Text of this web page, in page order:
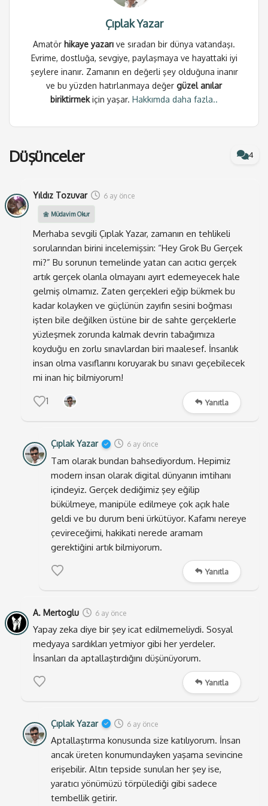
“Bundan sonra gördüğün hiçbir şeye hemen inanma.”
Her ne ile karşılaşırsan karşılaş, “bu AI olabilir mi”
gibisinden bir otomatik filtre uygulamayı ihmal etme.
O an gördüğün her ne ise; tüm duygularını kilitleyip
görmüş olduğun ilk hey grok bu gerçek miyorumunun
altındaki cevabı oku. Tüm bunlar kendime söylediğim
Aslına bakarsanız (itiraf etmek gerekirse) bu çok
durumla uzun süre nasıl baş edebiliriz; zihnimizin
henüz alışık olmadığı ve geliştirmediği bu refleksi nasıl
bilmiyorum. Böyle bir ortamda insani duygularımızı,
harcadığımız enerjiyi, samimiyetimizi nasıl
koruyacağız açıkçası onu da bilmiyorum.
Çünkü sorun dinlediğimiz ya da izlediğimiz şeylerin
sahte olması değil. Sorun, hislerimizin bir gerçek
karşısında yankılanıp bize geri dönememesi. Çünkü
bize bir şekilde geri dönsün diye kollarımızı açıp
beklediğimiz o duygularımız, AI ile sadece duvara
toslamış duygular olarak kalıyor. Sorun, algılarımızın
kolayca alt edilmesinde ve bizim bu durum karşısında
çaresiz oluşumuzda.
Mağara Alegorisi
AI’nin gelişimiyle insanlar,
yaşanmamış fakat yaşanması
muhtemel olayları gerçek gibi
kurgulayıp, kendi anlatılarına
herkes gibi inanmaya başladı.
ise kusursuz gramerler ile yazılmış harika hikâyeler;
özellikle de X platformunda. Kiracısını çıkaramayan
mağdur ev sahiplerinin yaşadığı olaylar, araç alım
satımında ilginç sorunlar yaşayanlar, ekmek fırınında
çalışıp kapısının önünden utana sıkala geçen kadına
Çıplak Yazar
Amatör hikaye yazarı ve sıradan bir dünya vatandaşı.
Evrime, dostluğa, sevgiye, paylaşmaya ve hayattaki iyi
şeylere inanır. Zamanın en değerli şey olduğuna inanır
ve bu yüzden hatırlanmaya değer güzel anılar
biriktirmekiçin yaşar. Hakkımda daha fazla..
Düşünceler 4
Yıldız Tozuvar 6 ay önce
🌼 Müdavim Okur
Merhaba sevgili Çıplak Yazar, zamanın en tehlikeli
sorularından birini incelemişsin: “Hey Grok Bu Gerçek
mi?” Bu sorunun temelinde yatan can acıtıcı gerçek
artık gerçek olanla olmayanı ayırt edemeyecek hale
gelmiş olmamız. Zaten gerçekleri eğip bükmek bu
kadar kolayken ve güçlünün zayıfın sesini boğması
işten bile değilken üstüne bir de sahte gerçeklerle
yüzleşmek zorunda kalmak devrin tabağımıza
koyduğu en zorlu sınavlardan biri maalesef. İnsanlık
insan olma vasıflarını koruyarak bu sınavı geçebilecek
mi inan hiç bilmiyorum!
1 Yanıtla
Çıplak Yazar 6 ay önce
Tam olarak bundan bahsediyordum. Hepimiz
modern insan olarak digital dünyanın imtihanı
içindeyiz. Gerçek dediğimiz şey eğilip
bükülmeye, manipüle edilmeye çok açık hale
geldi ve bu durum beni ürkütüyor. Kafamı nereye
çevireceğimi, hakikati nerede aramam
gerektiğini artık bilmiyorum.
Yanıtla
A. Mertoglu 6 ay önce
Yapay zeka diye bir şey icat edilmemeliydi. Sosyal
medyaya sardıkları yetmiyor gibi her yerdeler.
İnsanları da aptallaştırdığını düşünüyorum.
Yanıtla
Çıplak Yazar 6 ay önce
Aptallaştırma konusunda size katılıyorum. İnsan
ancak üreten konumundayken yaşama sevincine
erişebilir. Altın tepside sunulan her şey ise,
yaratıcı yönümüzü törpülediği gibi sadece
tembellik getirir.